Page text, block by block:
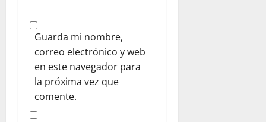
Guarda mi nombre,
correo electrónico y web
en este navegador para
la próxima vez que
comente.